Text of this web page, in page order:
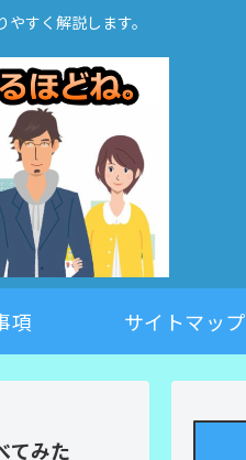
すく解説します。
項 サイトマップ
てみた